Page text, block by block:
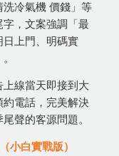
洗冷氣機 價錢」等
字，文案強調「最
日上門、明碼實
上線當天即接到大
約電話，完美解決
尾聲的客源問題。
小白實戰版）